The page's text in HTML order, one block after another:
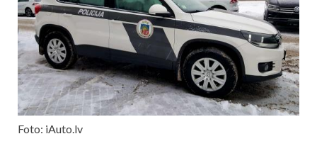
Foto: iAuto.lv